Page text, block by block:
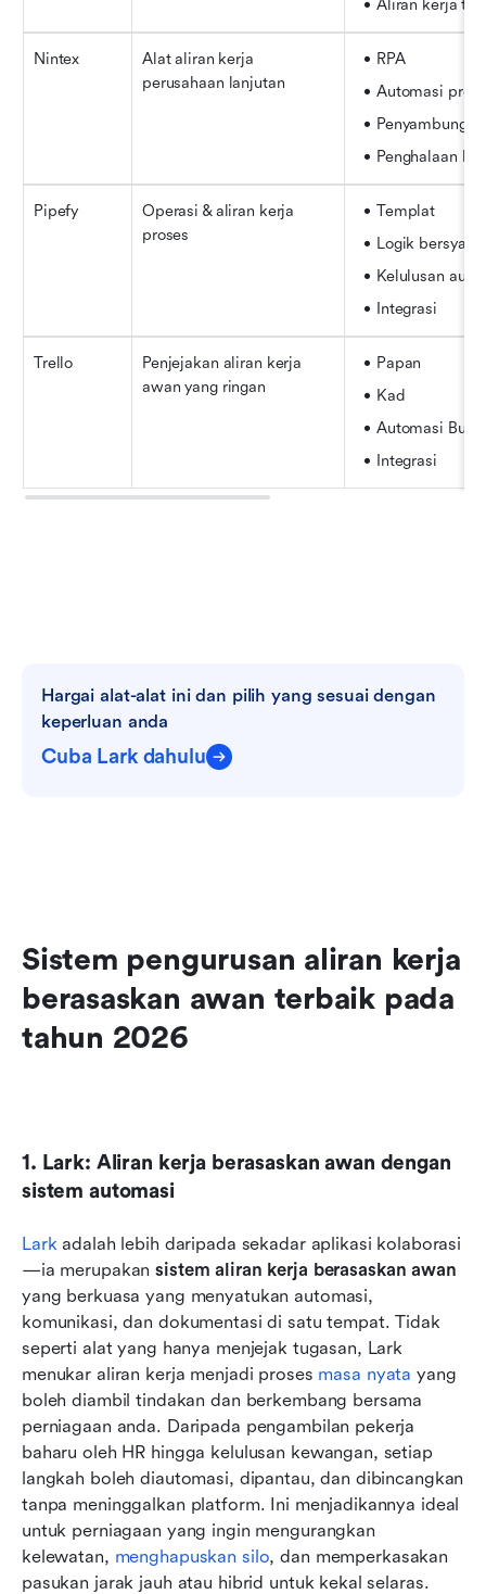
Aliran kerja
Nintex
Alat aliran kerja
perusahaan lanjutan
RPA
Automasi
Penyambung
Penghalaan
Pipefy
Operasi & aliran kerja
proses
Templat
Logik bersyarat
Kelulusan
Integrasi
Trello
Penjejakan aliran kerja
awan yang ringan
Papan
Kad
Automasi
Integrasi
Hargai alat-alat ini dan pilih yang sesuai dengan
keperluan anda
Cuba Lark dahulu
Sistem pengurusan aliran kerja
berasaskan awan terbaik pada
tahun 2026
1. Lark: Aliran kerja berasaskan awan dengan
sistem automasi
Lark adalah lebih daripada sekadar aplikasi kolaborasi
—ia merupakan sistem aliran kerja berasaskan awan
yang berkuasa yang menyatukan automasi,
komunikasi, dan dokumentasi di satu tempat. Tidak
seperti alat yang hanya menjejak tugasan, Lark
menukar aliran kerja menjadi proses masa nyata yang
boleh diambil tindakan dan berkembang bersama
perniagaan anda. Daripada pengambilan pekerja
baharu oleh HR hingga kelulusan kewangan, setiap
langkah boleh diautomasi, dipantau, dan dibincangkan
tanpa meninggalkan platform. Ini menjadikannya ideal
untuk perniagaan yang ingin mengurangkan
kelewatan, menghapuskan silo, dan memperkasakan
pasukan jarak jauh atau hibrid untuk kekal selaras.